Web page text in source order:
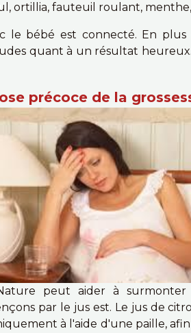
ortillia, fauteuil roulant,
le bébé est connecté. En
quant à un résultat
précoce de la
peut aider à
par le jus est. Le jus de
à l'aide d'une paille,